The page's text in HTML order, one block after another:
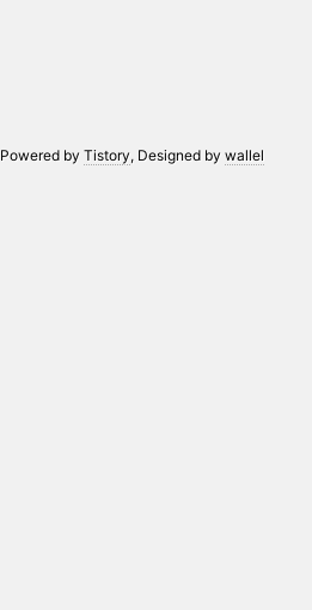
Powered byTistory, Designed bywallel